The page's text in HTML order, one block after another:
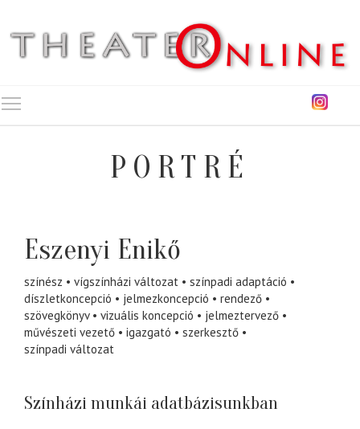
PORTRÉ
Eszenyi Enikő
színész vígszínházi változat
színpadi adaptáció
díszletkoncepció
jelmezkoncepció
rendező
szövegkönyv
vizuális koncepció
jelmeztervező
művészeti vezető
igazgató
szerkesztő
színpadi változat
Színházi munkái adatbázisunkban